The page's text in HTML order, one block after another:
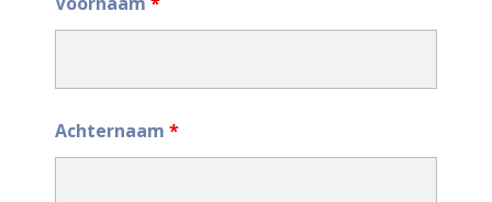
Achternaam *